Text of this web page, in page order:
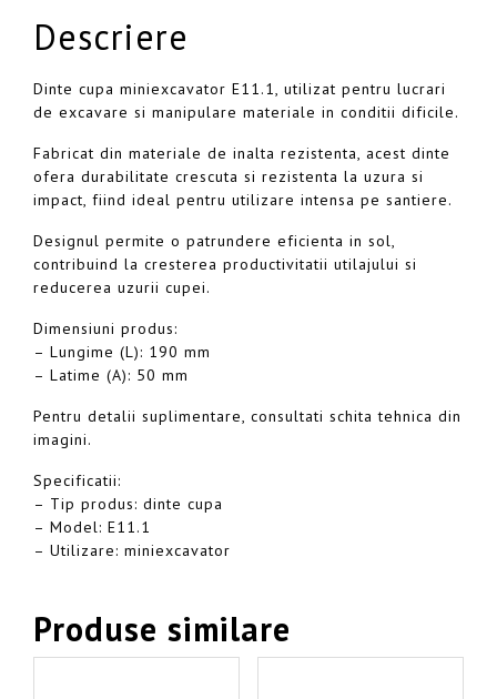
Descriere
Dinte cupa miniexcavator E11.1, utilizat pentru lucrari
de excavare si manipulare materiale in conditii dificile.
Fabricat din materiale de inalta rezistenta, acest dinte
ofera durabilitate crescuta si rezistenta la uzura si
impact, fiind ideal pentru utilizare intensa pe santiere.
Designul permite o patrundere eficienta in sol,
contribuind la cresterea productivitatii utilajului si
reducerea uzurii cupei.
Dimensiuni produs:
– Lungime (L): 190 mm
– Latime (A): 50 mm
Pentru detalii suplimentare, consultati schita tehnica din
imagini.
Specificatii:
– Tip produs: dinte cupa
– Model: E11.1
– Utilizare: miniexcavator
Produse similare